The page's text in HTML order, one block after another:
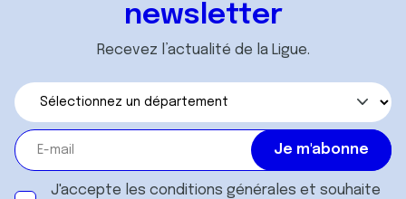
newsletter
Recevez l’actualité de la Ligue.
J'accepte les conditions générales et souhaite